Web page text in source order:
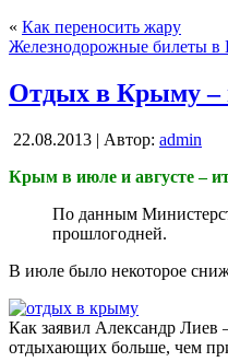
« Как переносить жару
Железнодорожные билеты в
Отдых в Крыму –
22.08.2013 | Автор: admin
Крым в июле и августе –
По данным
прошлогодней.
В июле было некоторое
Как заявил Александр Лиев
отдыхающих больше, чем